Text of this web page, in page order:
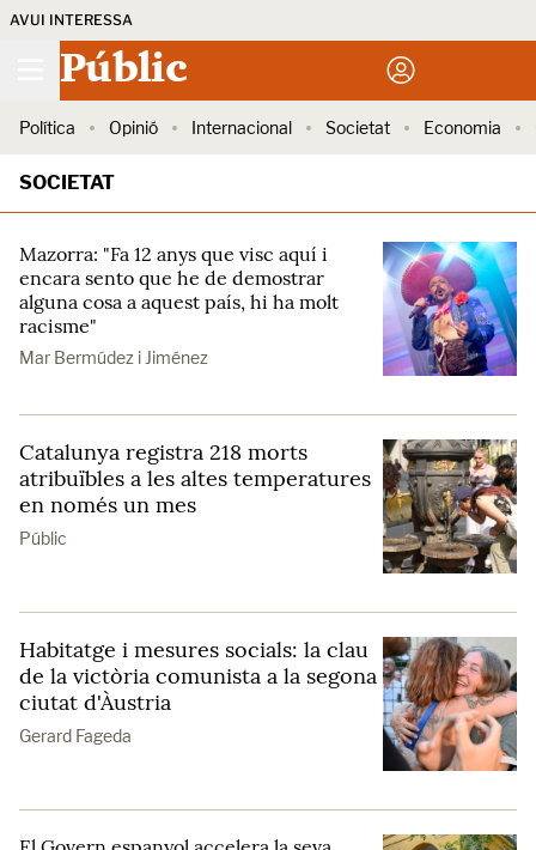
AVUI INTERESSA
Públic
Política Opinió Internacional Societat Economia
SOCIETAT
Mazorra: "Fa 12 anys que visc aquí i
encara sento que he de demostrar
alguna cosa a aquest país, hi ha molt
racisme"
Mar Bermúdez i Jiménez
Catalunya registra 218 morts
atribuïbles a les altes temperatures
en només un mes
Públic
Habitatge i mesures socials: la clau
de la victòria comunista a la segona
ciutat d'Àustria
Gerard Fageda